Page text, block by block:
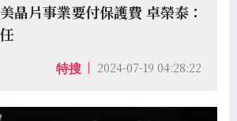
晶片事業要付保護費 卓榮泰：
特搜 2024-07-19 04:28:22